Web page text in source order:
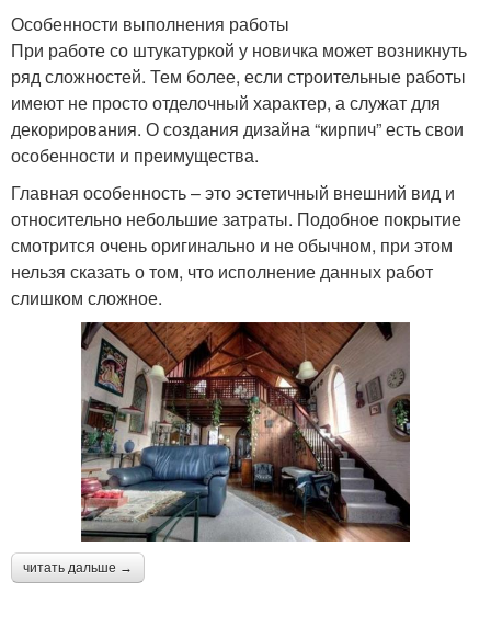
Особенности выполнения работы
При работе со штукатуркой у новичка может возникнуть
ряд сложностей. Тем более, если строительные работы
имеют не просто отделочный характер, а служат для
декорирования. О создания дизайна “кирпич” есть свои
особенности и преимущества.
Главная особенность – это эстетичный внешний вид и
относительно небольшие затраты. Подобное покрытие
смотрится очень оригинально и не обычном, при этом
нельзя сказать о том, что исполнение данных работ
слишком сложное.
читать дальше →